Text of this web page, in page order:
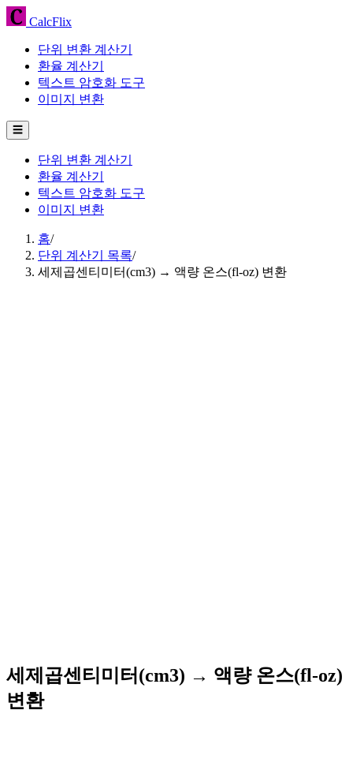
CalcFlix
단위 변환 계산기
환율 계산기
텍스트 암호화 도구
이미지 변환
☰
단위 변환 계산기
환율 계산기
텍스트 암호화 도구
이미지 변환
홈/
단위 계산기 목록/
세제곱센티미터(cm3) → 액량 온스(fl-oz) 변환
세제곱센티미터(cm3) → 액량 온스(fl-oz)
변환